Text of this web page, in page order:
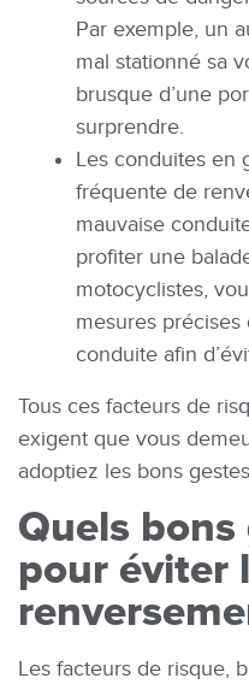
Par exemple, un
mal stationné sa
brusque d’une
surprendre.
Les conduites en
fréquente de
mauvaise
profiter une
motocyclistes,
mesures
conduite afin
Tous ces facteurs de
exigent que vous
adoptiez les bons
Quels
pour éviter
Les facteurs de risque,